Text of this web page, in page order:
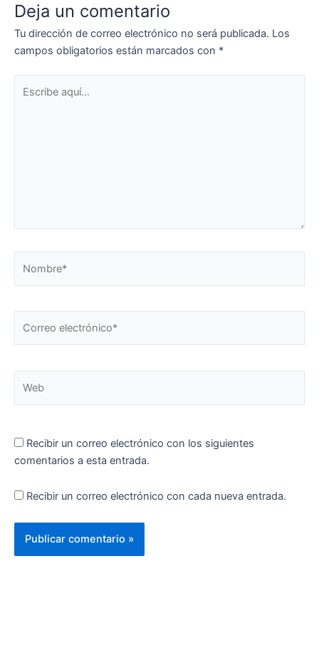
Deja un comentario
Tu dirección de correo electrónico no será publicada. Los
campos obligatorios están marcados con *
aquí...
Recibir un correo electrónico con los siguientes
comentarios a esta entrada.
Recibir un correo electrónico con cada nueva entrada.